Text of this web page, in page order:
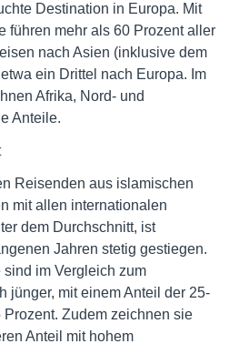
Destination in Europa. Mit
führen mehr als 60 Prozent aller
nach Asien (inklusive dem
ein Drittel nach Europa. Im
Afrika, Nord- und
Anteile.
Reisenden aus islamischen
mit allen internationalen
dem Durchschnitt, ist
Jahren stetig gestiegen.
im Vergleich zum
jünger, mit einem Anteil der 25-
Zudem zeichnen sie
Anteil mit hohem